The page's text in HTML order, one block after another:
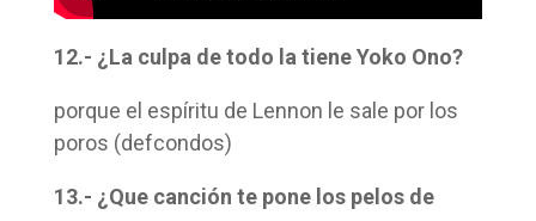
12.- ¿La culpa de todo la tiene Yoko Ono?
porque el espíritu de Lennon le sale por los
poros (defcondos)
13.- ¿Que canción te pone los pelos de